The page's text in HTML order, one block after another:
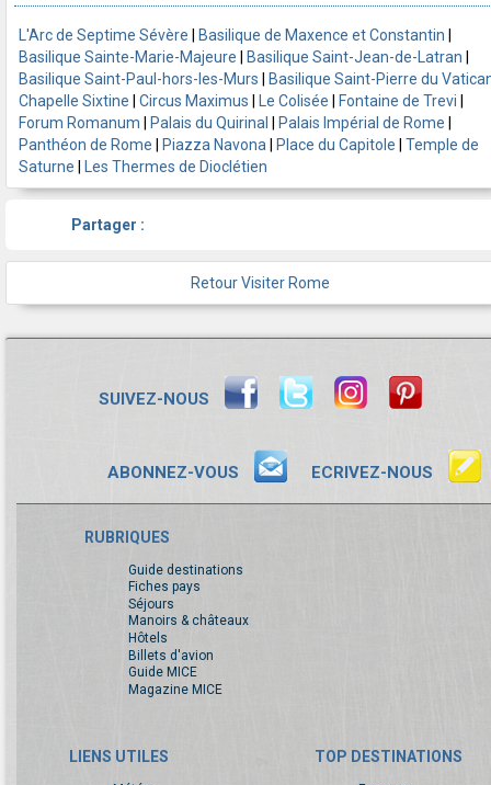
L'Arc de Septime Sévère Basilique de Maxence et Constantin
Basilique Sainte-Marie-Majeure
Basilique Saint-Jean-de-Latran
Basilique Saint-Paul-hors-les-Murs
Basilique Saint-Pierre du
Chapelle Sixtine
Circus Maximus Le Colisée Fontaine de Trevi
Forum Romanum
Palais du Quirinal Palais Impérial de Rome
Panthéon de Rome
Piazza Navona Place du Capitole
Temple de
Saturne
Les Thermes de Dioclétien
Partager :
Retour Visiter Rome
SUIVEZ-NOUS
ABONNEZ-VOUS ECRIVEZ-NOUS
RUBRIQUES
Guide destinations
Fiches pays
Séjours
Manoirs & châteaux
Hôtels
Billets d'avion
Guide MICE
Magazine MICE
LIENS UTILES TOP DESTINATIONS